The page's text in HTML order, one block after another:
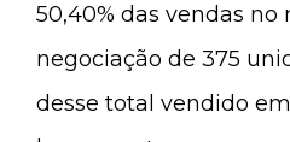
50,40% das vendas no
negociação de 375
desse total vendido